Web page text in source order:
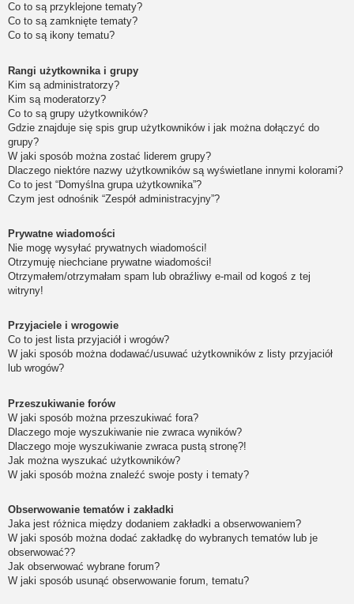
Co to są przyklejone tematy?
Co to są zamknięte tematy?
Co to są ikony tematu?
Rangi użytkownika i grupy
Kim są administratorzy?
Kim są moderatorzy?
Co to są grupy użytkowników?
Gdzie znajduje się spis grup użytkowników i jak można dołączyć do
grupy?
W jaki sposób można zostać liderem grupy?
Dlaczego niektóre nazwy użytkowników są wyświetlane innymi kolorami?
Co to jest “Domyślna grupa użytkownika”?
Czym jest odnośnik “Zespół administracyjny”?
Prywatne wiadomości
Nie mogę wysyłać prywatnych wiadomości!
Otrzymuję niechciane prywatne wiadomości!
Otrzymałem/otrzymałam spam lub obraźliwy e-mail od kogoś z tej
witryny!
Przyjaciele i wrogowie
Co to jest lista przyjaciół i wrogów?
W jaki sposób można dodawać/usuwać użytkowników z listy przyjaciół
lub wrogów?
Przeszukiwanie forów
W jaki sposób można przeszukiwać fora?
Dlaczego moje wyszukiwanie nie zwraca wyników?
Dlaczego moje wyszukiwanie zwraca pustą stronę?!
Jak można wyszukać użytkowników?
W jaki sposób można znaleźć swoje posty i tematy?
Obserwowanie tematów i zakładki
Jaka jest różnica między dodaniem zakładki a obserwowaniem?
W jaki sposób można dodać zakładkę do wybranych tematów lub je
obserwować??
Jak obserwować wybrane forum?
W jaki sposób usunąć obserwowanie forum, tematu?